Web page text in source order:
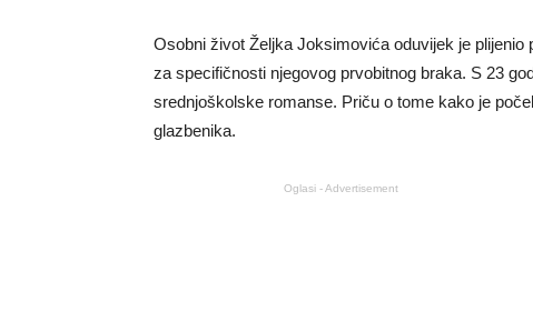
Osobni život Željka Joksimovića oduvijek je
za specifičnosti njegovog prvobitnog braka. S 23
srednjoškolske romanse. Priču o tome kako je
glazbenika.
Oglasi - Advertisement